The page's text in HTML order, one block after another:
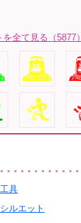
全て見る（5877）
工具
シルエット